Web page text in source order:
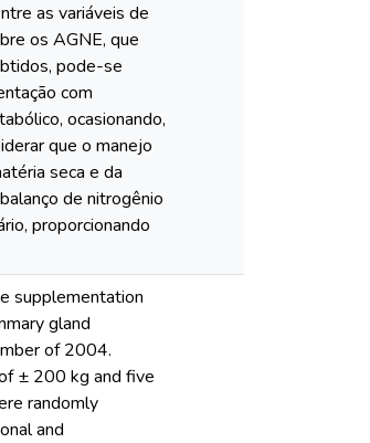
as variáveis de
os AGNE, que
pode-se
com
ocasionando,
que o manejo
seca e da
de nitrogênio
proporcionando
supplementation
gland
of 2004.
± 200 kg and five
randomly
and